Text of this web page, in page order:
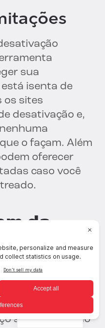
sua
isenta de
os sites
desativação e,
o façam. Além
oferecer
caso você
da
opção
significativo no
Portuguese